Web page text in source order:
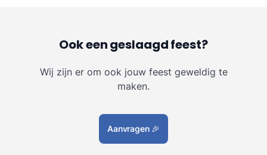
Ook een geslaagd feest?
Wij zijn er om ook jouw feest geweldig te
maken.
Aanvragen 🎉